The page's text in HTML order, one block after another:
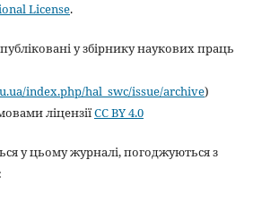
License.
у збірнику наукових праць
index.php/hal_swc/issue/archive)
ліцензіїCC BY 4.0
у цьому журналі, погоджуються з